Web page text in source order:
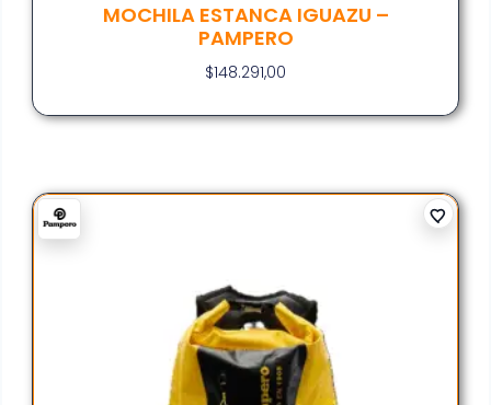
MOCHILA ESTANCA IGUAZU –
PAMPERO
$148.291,00